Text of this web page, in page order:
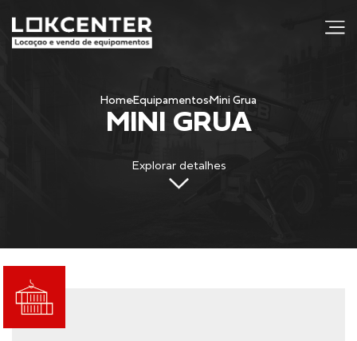
Home Equipamentos Mini Grua
MINI GRUA
Explorar detalhes